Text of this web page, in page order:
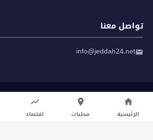
تواصل معنا
info@jeddah24.net
سياسة الخصوصية
شروط الاستخدام
الرئيسية محليات اقتصاد